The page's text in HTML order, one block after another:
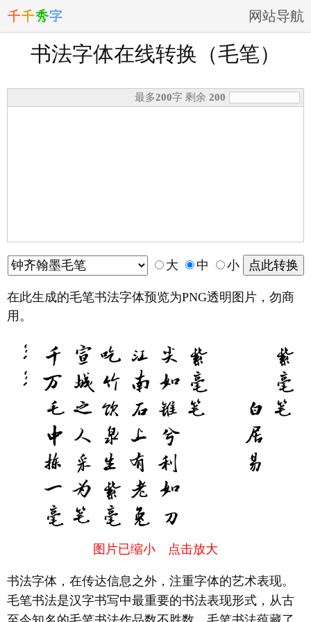
千千秀字 网站导航
书法字体在线转换（毛笔）
最多200字 剩余 200
大 中 小
在此生成的毛笔书法字体预览为PNG透明图片，勿商
用。
图片已缩小 点击放大
书法字体，在传达信息之外，注重字体的艺术表现。
毛笔书法是汉字书写中最重要的书法表现形式，从古